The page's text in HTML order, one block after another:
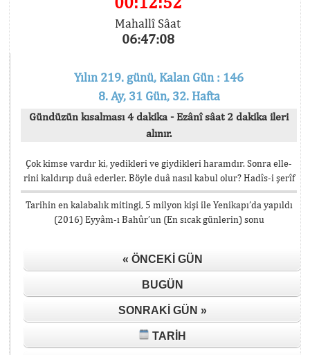
Mahallî Sâat
06:47:08
Yılın 219. günü, Kalan Gün : 146
8. Ay, 31 Gün, 32. Hafta
Gündüzün kısalması 4 dakika - Ezânî sâat 2 dakika ileri
alınır.
Çok kimse vardır ki, yedikleri ve giydikleri haramdır. Sonra elle-
rini kaldırıp duâ ederler. Böyle duâ nasıl kabul olur? Hadîs-i şerîf
Tarihin en kalabalık mitingi, 5 milyon kişi ile Yenikapı’da yapıldı
(2016) Eyyâm-ı Bahûr’un (En sıcak günlerin) sonu
« ÖNCEKI GÜN
BUGÜN
SONRAKI GÜN »
TARIH